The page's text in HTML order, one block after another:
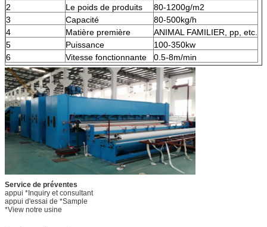
2
Le poids de produits
80-1200g/m2
3
Capacité
80-500kg/h
4
Matière première
ANIMAL FAMILIER, pp, etc.
5
Puissance
100-350kw
6
Vitesse fonctionnante 0.5-8m/min
Service de préventes
appui *Inquiry et consultant
appui d'essai de *Sample
*View notre usine